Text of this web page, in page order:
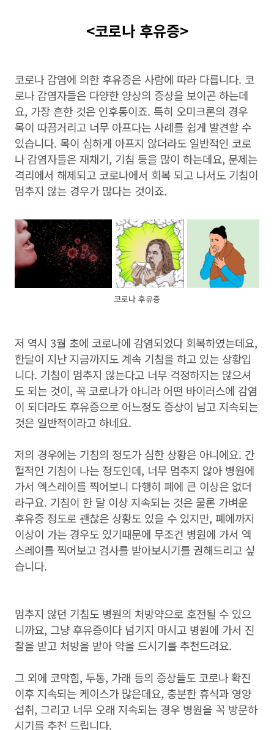
<코로나 후유증>
코로나 감염에 의한 후유증은 사람에 따라 다릅니다. 코
로나 감염자들은 다양한 양상의 증상을 보이곤 하는데
요, 가장 흔한 것은 인후통이죠. 특히 오미크론의 경우
목이 따끔거리고 너무 아프다는 사례를 쉽게 발견할 수
있습니다. 목이 심하게 아프지 않더라도 일반적인 코로
나 감염자들은 재채기, 기침 등을 많이 하는데요, 문제는
격리에서 해제되고 코로나에서 회복 되고 나서도 기침이
멈추지 않는 경우가 많다는 것이죠.
코로나 후유증
저 역시 3월 초에 코로나에 감염되었다 회복하였는데요,
한달이 지난 지금까지도 계속 기침을 하고 있는 상황입
니다. 기침이 멈추지 않는다고 너무 걱정하지는 않으셔
도 되는 것이, 꼭 코로나가 아니라 어떤 바이러스에 감염
이 되더라도 후유증으로 어느정도 증상이 남고 지속되는
것은 일반적이라고 하네요.
저의 경우에는 기침의 정도가 심한 상황은 아니에요. 간
헐적인 기침이 나는 정도인데, 너무 멈추지 않아 병원에
가서 엑스레이를 찍어보니 다행히 폐에 큰 이상은 없더
라구요. 기침이 한 달 이상 지속되는 것은 물론 가벼운
후유증 정도로 괜찮은 상황도 있을 수 있지만, 폐에까지
이상이 가는 경우도 있기때문에 무조건 병원에 가서 엑
스레이를 찍어보고 검사를 받아보시기를 권해드리고 싶
습니다.
멈추지 않던 기침도 병원의 처방약으로 호전될 수 있으
니까요, 그냥 후유증이다 넘기지 마시고 병원에 가서 진
찰을 받고 처방을 받아 약을 드시기를 추천드려요.
그 외에 코막힘, 두통, 가래 등의 증상들도 코로나 확진
이후 지속되는 케이스가 많은데요, 충분한 휴식과 영양
섭취, 그리고 너무 오래 지속되는 경우 병원을 꼭 방문하
시기를 추천 드립니다.